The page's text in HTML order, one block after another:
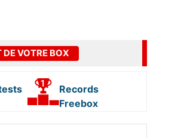
DE VOTRE BOX
Records
Freebox